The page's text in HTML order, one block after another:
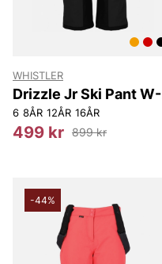
WHISTLER
Drizzle Jr Ski Pant W-
Pro 10000
6 8ÅR 12ÅR 16ÅR
499 kr 899 kr
-44%